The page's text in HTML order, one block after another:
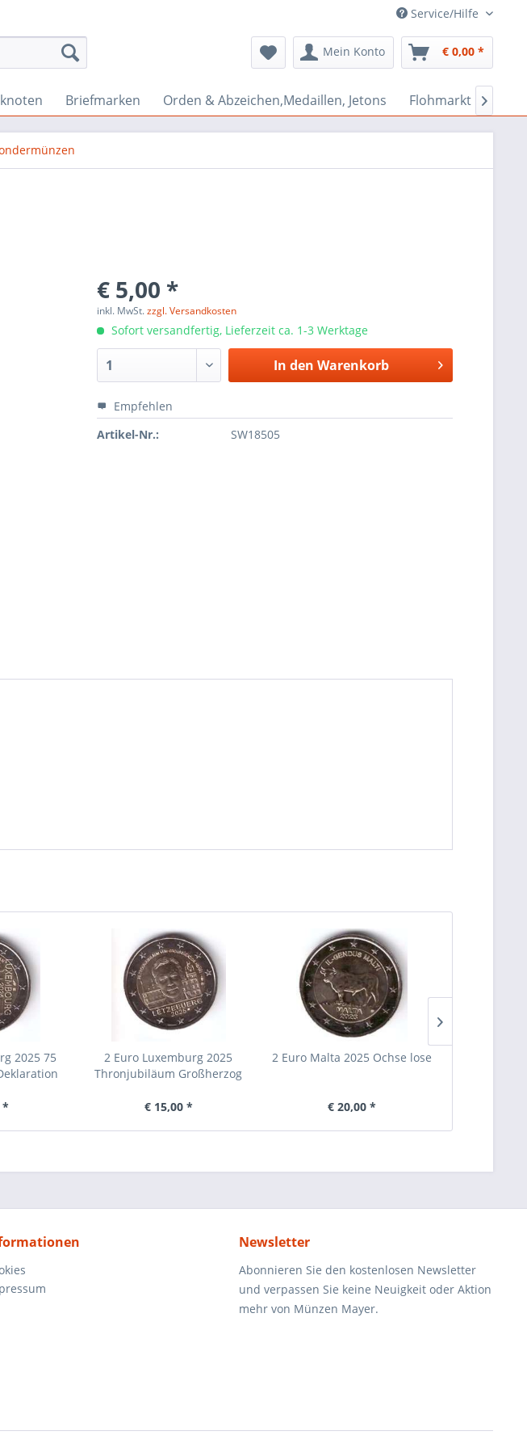
Service/Hilfe
Mein Konto € 0,00 *
Briefmarken Orden & Abzeichen,Medaillen, Jetons Flohmarkt Bazar

€ 5,00 *
inkl. MwSt.zzgl. Versandkosten
Sofort versandfertig, Lieferzeit ca. 1-3 Werktage
In den Warenkorb
Empfehlen
Artikel-Nr.:
SW18505
2025 75
*
2 Euro Luxemburg 2025
Thronjubiläum Großherzog
€ 15,00 *
2 Euro Malta 2025 Ochse lose
€ 20,00 *
Newsletter
Abonnieren Sie den kostenlosen Newsletter
und verpassen Sie keine Neuigkeit oder Aktion
mehr von Münzen Mayer.